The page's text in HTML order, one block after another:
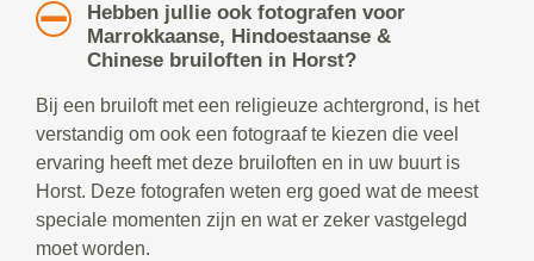
Hebben jullie ook fotografen voor
Marrokkaanse, Hindoestaanse &
Chinese bruiloften in Horst?
Bij een bruiloft met een religieuze achtergrond, is het
verstandig om ook een fotograaf te kiezen die veel
ervaring heeft met deze bruiloften en in uw buurt is
Horst. Deze fotografen weten erg goed wat de meest
speciale momenten zijn en wat er zeker vastgelegd
moet worden.